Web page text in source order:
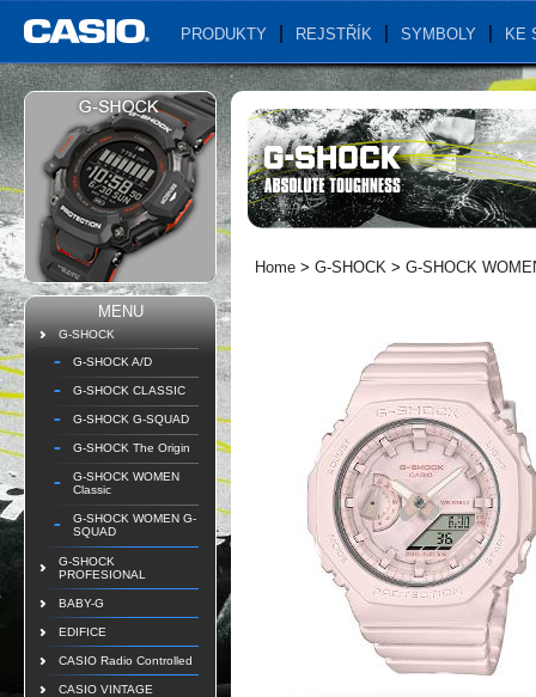
PRODUKTY REJSTŘÍK SYMBOLY KE
MENU
G-SHOCK
G-SHOCK A/D
G-SHOCK CLASSIC
G-SHOCK G-SQUAD
G-SHOCK The Origin
G-SHOCK WOMEN
Classic
G-SHOCK WOMEN G-
SQUAD
G-SHOCK
PROFESIONAL
BABY-G
EDIFICE
CASIO Radio Controlled
CASIO VINTAGE
Home > G-SHOCK > G-SHOCK